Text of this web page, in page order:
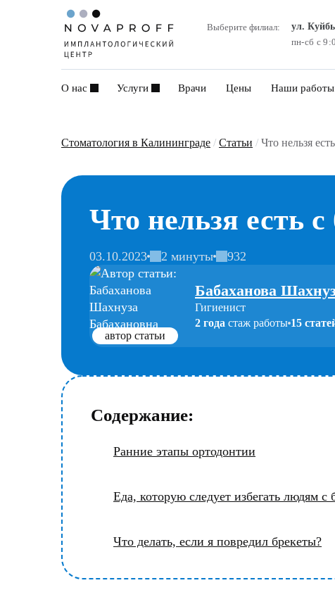
Выберите филиал:
ул.
пн-сб с
О нас Услуги Врачи Цены Наши работы
Стоматология в Калининграде / Статьи / Что нельзя
Что нельзя есть
03.10.2023 2 минуты 932
автор статьи
Бабаханова
Гигиенист
2 года стаж работы 15
Содержание:
Ранние этапы ортодонтии
Еда, которую следует избегать людям с
Что делать, если я повредил брекеты?